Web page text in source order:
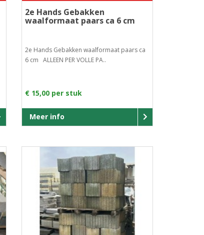
2e Hands Gebakken
waalformaat paars ca 6 cm
2e Hands Gebakken waalformaat paars ca
6 cm ALLEEN PER VOLLE PA..
€ 15,00 per stuk
Meer info